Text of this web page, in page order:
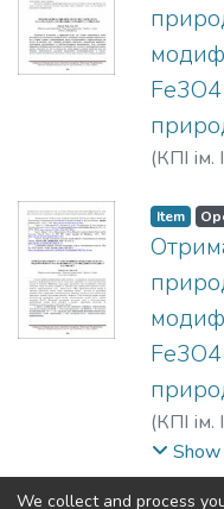
(КПІ ім.
Item
(КПІ ім.
Т. І.;
We collect and process